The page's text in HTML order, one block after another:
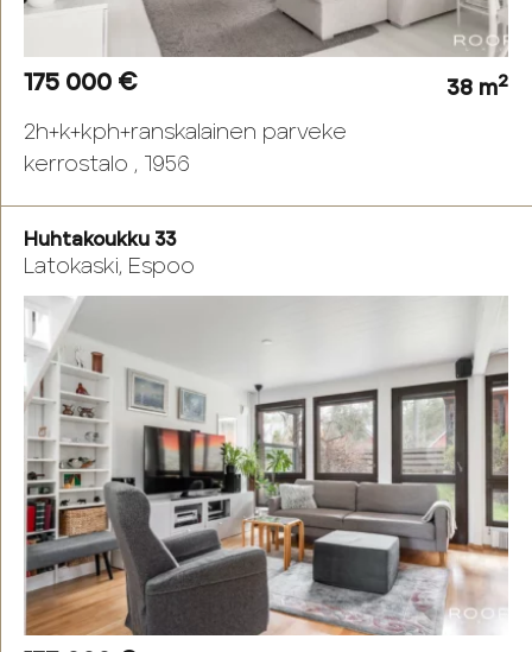
175 000 € 38 m2
2h+k+kph+ranskalainen parveke
kerrostalo , 1956
Huhtakoukku 33
Latokaski, Espoo